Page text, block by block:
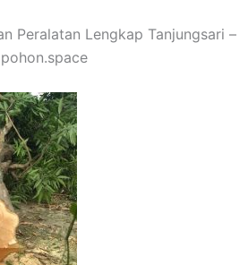
Peralatan Lengkap Tanjungsari –